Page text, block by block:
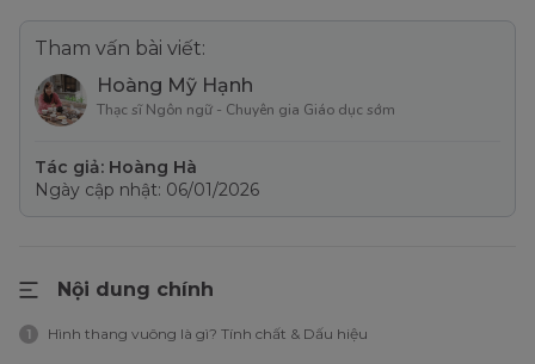
Tham vấn bài viết:
Hoàng Mỹ Hạnh
Thạc sĩ Ngôn ngữ - Chuyên gia Giáo dục sớm
Tác giả: Hoàng Hà
Ngày cập nhật: 06/01/2026
Nội dung chính
1 Hình thang vuông là gì? Tính chất & Dấu hiệu